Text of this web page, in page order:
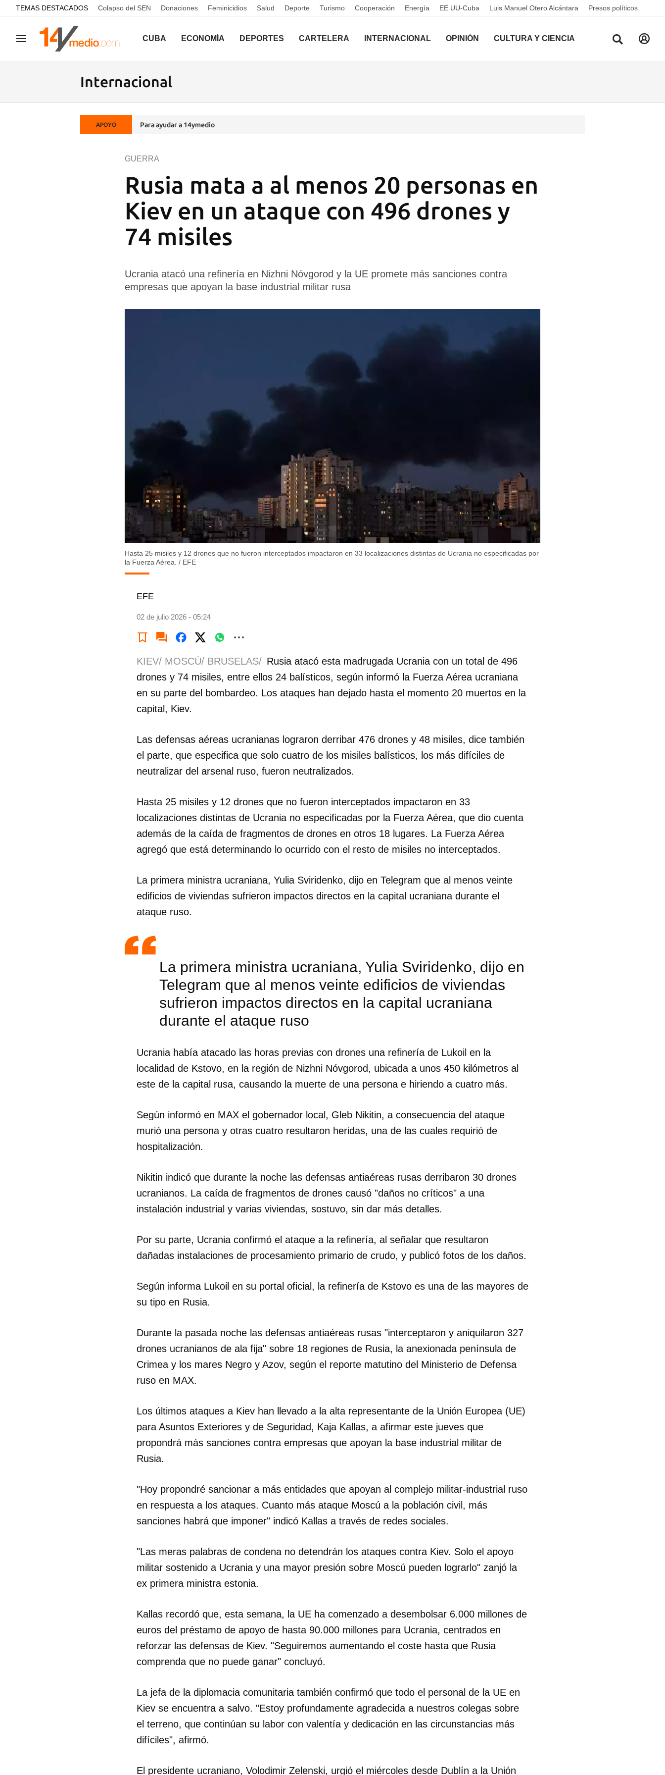
common.go-to-content
TEMAS DESTACADOS Colapso del SEN Donaciones Feminicidios Salud Deporte Turismo Cooperación Energía EE UU-Cuba Luis Manuel Otero Alcántara Presos políticos
Navegación CUBA ECONOMÍA DEPORTES CARTELERA INTERNACIONAL OPINIÓN CULTURA Y CIENCIA
Internacional
APOYO Para ayudar a 14ymedio
Rusia mata a al menos 20 personas en
Kiev en un ataque con 496 drones y
74 misiles
GUERRA
Ucrania atacó una refinería en Nizhni Nóvgorod y la UE promete más sanciones contra
empresas que apoyan la base industrial militar rusa
Hasta 25 misiles y 12 drones que no fueron interceptados impactaron en 33 localizaciones distintas de Ucrania no especificadas por
la Fuerza Aérea. / EFE
EFE
02 de julio 2026 - 05:24
Guardar como favorito
INICIAR SESIÓN CANCELAR
KIEV/ MOSCÚ/ BRUSELAS/ Rusia atacó esta madrugada Ucrania con un total de 496
drones y 74 misiles, entre ellos 24 balísticos, según informó la Fuerza Aérea ucraniana
en su parte del bombardeo. Los ataques han dejado hasta el momento 20 muertos en la
capital, Kiev.
Las defensas aéreas ucranianas lograron derribar 476 drones y 48 misiles, dice también
el parte, que especifica que solo cuatro de los misiles balísticos, los más difíciles de
neutralizar del arsenal ruso, fueron neutralizados.
Hasta 25 misiles y 12 drones que no fueron interceptados impactaron en 33
localizaciones distintas de Ucrania no especificadas por la Fuerza Aérea, que dio cuenta
además de la caída de fragmentos de drones en otros 18 lugares. La Fuerza Aérea
agregó que está determinando lo ocurrido con el resto de misiles no interceptados.
La primera ministra ucraniana, Yulia Sviridenko, dijo en Telegram que al menos veinte
edificios de viviendas sufrieron impactos directos en la capital ucraniana durante el
ataque ruso.
La primera ministra ucraniana, Yulia Sviridenko, dijo en
Telegram que al menos veinte edificios de viviendas
sufrieron impactos directos en la capital ucraniana
durante el ataque ruso
Ucrania había atacado las horas previas con drones una refinería de Lukoil en la
localidad de Kstovo, en la región de Nizhni Nóvgorod, ubicada a unos 450 kilómetros al
este de la capital rusa, causando la muerte de una persona e hiriendo a cuatro más.
Según informó en MAX el gobernador local, Gleb Nikitin, a consecuencia del ataque
murió una persona y otras cuatro resultaron heridas, una de las cuales requirió de
hospitalización.
Nikitin indicó que durante la noche las defensas antiaéreas rusas derribaron 30 drones
ucranianos. La caída de fragmentos de drones causó "daños no críticos" a una
instalación industrial y varias viviendas, sostuvo, sin dar más detalles.
Por su parte, Ucrania confirmó el ataque a la refinería, al señalar que resultaron
dañadas instalaciones de procesamiento primario de crudo, y publicó fotos de los daños.
Según informa Lukoil en su portal oficial, la refinería de Kstovo es una de las mayores de
su tipo en Rusia.
Durante la pasada noche las defensas antiaéreas rusas "interceptaron y aniquilaron 327
drones ucranianos de ala fija" sobre 18 regiones de Rusia, la anexionada península de
Crimea y los mares Negro y Azov, según el reporte matutino del Ministerio de Defensa
ruso en MAX.
Los últimos ataques a Kiev han llevado a la alta representante de la Unión Europea (UE)
para Asuntos Exteriores y de Seguridad, Kaja Kallas, a afirmar este jueves que
propondrá más sanciones contra empresas que apoyan la base industrial militar de
Rusia.
"Hoy propondré sancionar a más entidades que apoyan al complejo militar-industrial ruso
en respuesta a los ataques. Cuanto más ataque Moscú a la población civil, más
sanciones habrá que imponer" indicó Kallas a través de redes sociales.
"Las meras palabras de condena no detendrán los ataques contra Kiev. Solo el apoyo
militar sostenido a Ucrania y una mayor presión sobre Moscú pueden lograrlo" zanjó la
ex primera ministra estonia.
Kallas recordó que, esta semana, la UE ha comenzado a desembolsar 6.000 millones de
euros del préstamo de apoyo de hasta 90.000 millones para Ucrania, centrados en
reforzar las defensas de Kiev. "Seguiremos aumentando el coste hasta que Rusia
comprenda que no puede ganar" concluyó.
La jefa de la diplomacia comunitaria también confirmó que todo el personal de la UE en
Kiev se encuentra a salvo. "Estoy profundamente agradecida a nuestros colegas sobre
el terreno, que continúan su labor con valentía y dedicación en las circunstancias más
difíciles", afirmó.
El presidente ucraniano, Volodimir Zelenski, urgió el miércoles desde Dublín a la Unión